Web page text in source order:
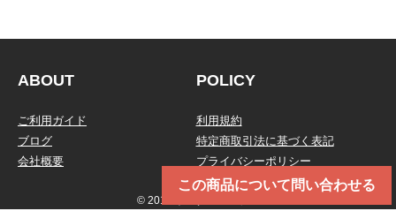
この商品について問い合わせる
ABOUT
ご利用ガイド
ブログ
会社概要
POLICY
利用規約
特定商取引法に基づく表記
プライバシーポリシー
© 2019 トータルメンテ